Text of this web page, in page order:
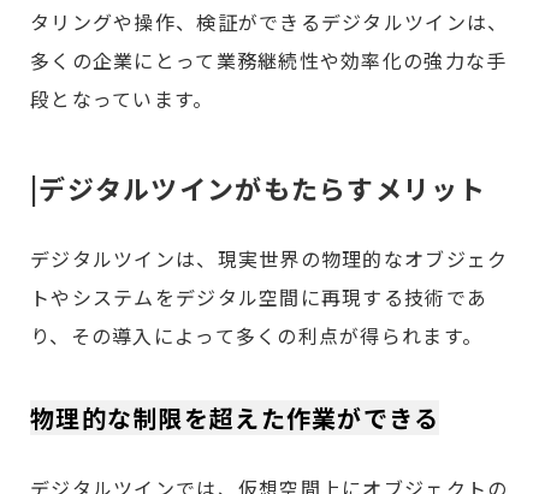
タリングや操作、検証ができるデジタルツインは、
多くの企業にとって業務継続性や効率化の強力な手
段となっています。
|デジタルツインがもたらすメリット
デジタルツインは、現実世界の物理的なオブジェク
トやシステムをデジタル空間に再現する技術であ
り、その導入によって多くの利点が得られます。
物理的な制限を超えた作業ができる